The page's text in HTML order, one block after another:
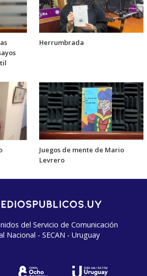
Herrumbrada
Juegos de mente de Mario
Levrero
del Servicio de Comunicación
Nacional - SECAN - Uruguay